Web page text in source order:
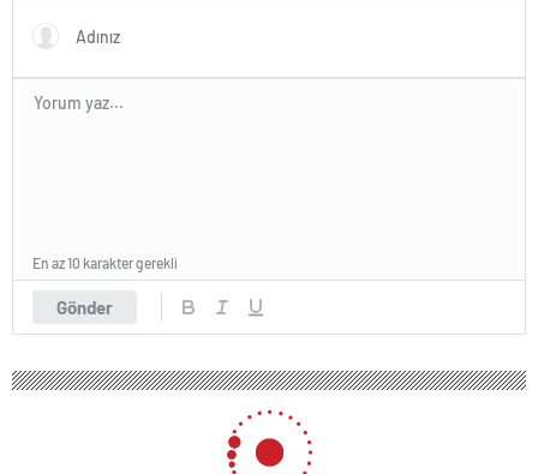
Gönder
En az 10 karakter gerekli